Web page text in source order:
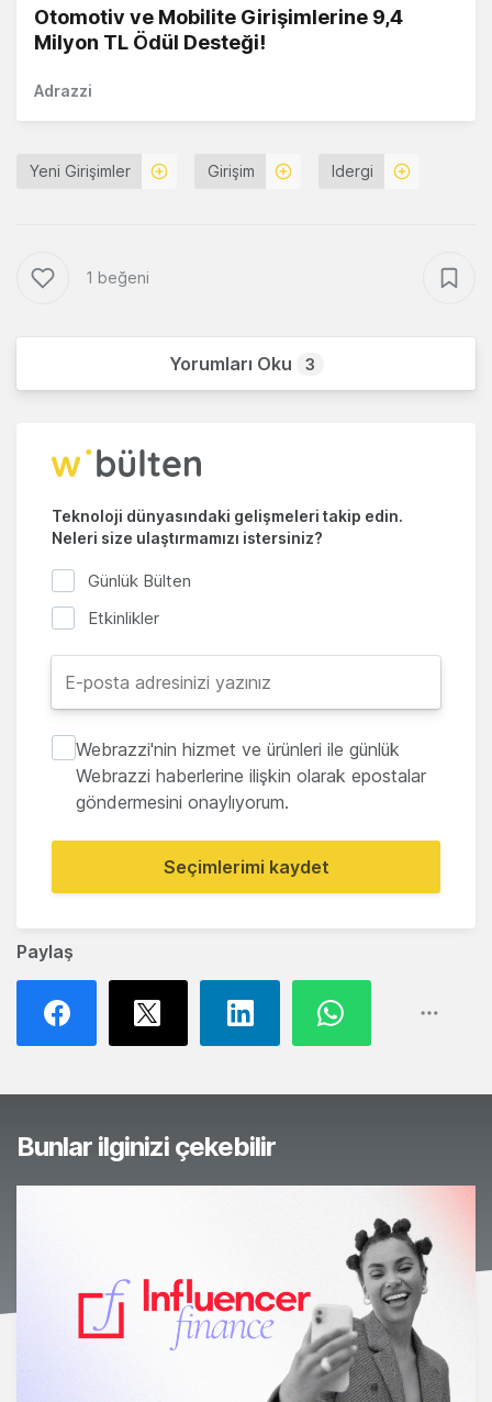
Paylaş
Otomotiv ve Mobilite Girişimlerine 9,4
Milyon TL Ödül Desteği!
Adrazzi
Yeni Girişimler Girişim Idergi
1 beğeni
Yorumları Oku 3
Teknoloji dünyasındaki gelişmeleri takip edin.
Neleri size ulaştırmamızı istersiniz?
Günlük Bülten
Etkinlikler
Webrazzi'nin hizmet ve ürünleri ile günlük
Webrazzi haberlerine ilişkin olarak epostalar
göndermesini onaylıyorum.
Seçimlerimi kaydet
Bunlar ilginizi çekebilir